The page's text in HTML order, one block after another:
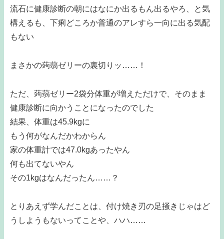
流石に健康診断の朝にはなにか出るもん出るやろ、と気
構えるも、下痢どころか普通のアレすら一向に出る気配
もない
まさかの蒟蒻ゼリーの裏切りッ……！
ただ、蒟蒻ゼリー2袋分体重が増えただけで、そのまま
健康診断に向かうことになったのでした
結果、体重は45.9kgに
もう何がなんだかわからん
家の体重計では47.0kgあったやん
何も出てないやん
その1kgはなんだったん……？
とりあえず学んだことは、付け焼き刃の足掻きじゃはど
うしようもないってことや、ハハ……